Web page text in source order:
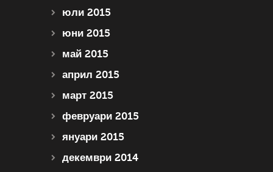
юли 2015
юни 2015
май 2015
април 2015
март 2015
февруари 2015
януари 2015
декември 2014